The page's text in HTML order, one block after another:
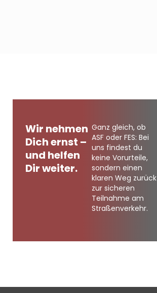
Wir nehmen
Dich ernst –
und helfen
Dir weiter.
Ganz gleich, ob
ASF oder FES: Bei
uns findest du
keine Vorurteile,
sondern einen
klaren Weg zurück
zur sicheren
Teilnahme am
Straßenverkehr.